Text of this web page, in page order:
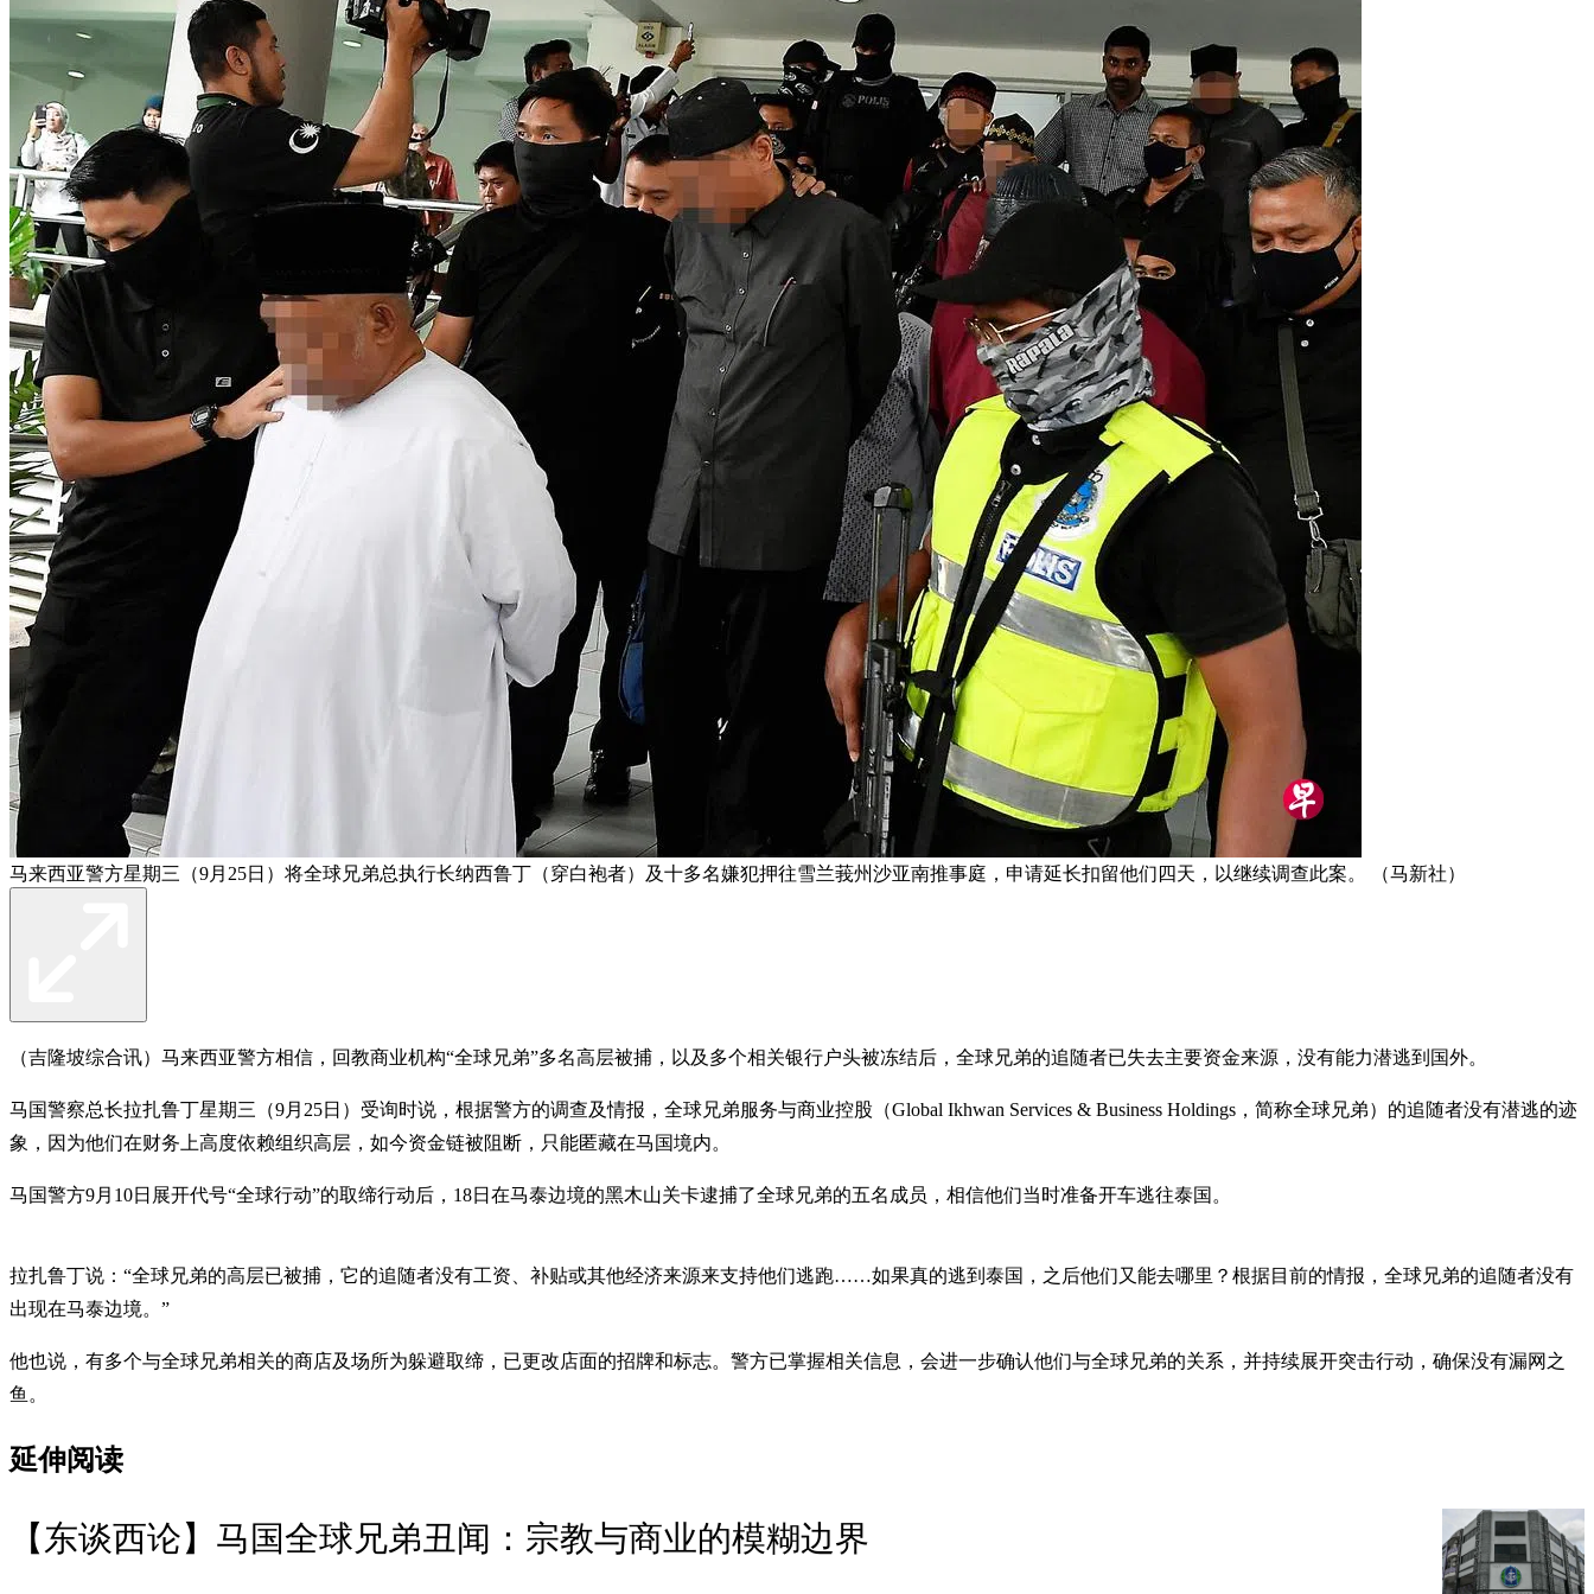
马来西亚警方星期三（9月25日）将全球兄弟总执行长纳西鲁丁（穿白袍者）及十多名嫌犯押往雪兰莪州沙亚南推事庭，申请延长扣留他们四天，以继续调查此案。 （马新社）
（吉隆坡综合讯）马来西亚警方相信，回教商业机构“全球兄弟”多名高层被捕，以及多个相关银行户头被冻结后，全球兄弟的追随者已失去主要资金来源，没有能力潜逃到国外。
马国警察总长拉扎鲁丁星期三（9月25日）受询时说，根据警方的调查及情报，全球兄弟服务与商业控股（Global Ikhwan Services & Business Holdings，简称全球兄弟）的追随者没有潜逃的迹
象，因为他们在财务上高度依赖组织高层，如今资金链被阻断，只能匿藏在马国境内。
马国警方9月10日展开代号“全球行动”的取缔行动后，18日在马泰边境的黑木山关卡逮捕了全球兄弟的五名成员，相信他们当时准备开车逃往泰国。
拉扎鲁丁说：“全球兄弟的高层已被捕，它的追随者没有工资、补贴或其他经济来源来支持他们逃跑……如果真的逃到泰国，之后他们又能去哪里？根据目前的情报，全球兄弟的追随者没有
出现在马泰边境。”
他也说，有多个与全球兄弟相关的商店及场所为躲避取缔，已更改店面的招牌和标志。警方已掌握相关信息，会进一步确认他们与全球兄弟的关系，并持续展开突击行动，确保没有漏网之
鱼。
延伸阅读
【东谈西论】马国全球兄弟丑闻：宗教与商业的模糊边界